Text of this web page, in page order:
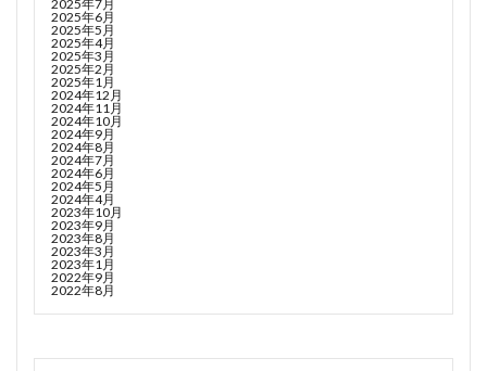
2025年7月
2025年6月
2025年5月
2025年4月
2025年3月
2025年2月
2025年1月
2024年12月
2024年11月
2024年10月
2024年9月
2024年8月
2024年7月
2024年6月
2024年5月
2024年4月
2023年10月
2023年9月
2023年8月
2023年3月
2023年1月
2022年9月
2022年8月